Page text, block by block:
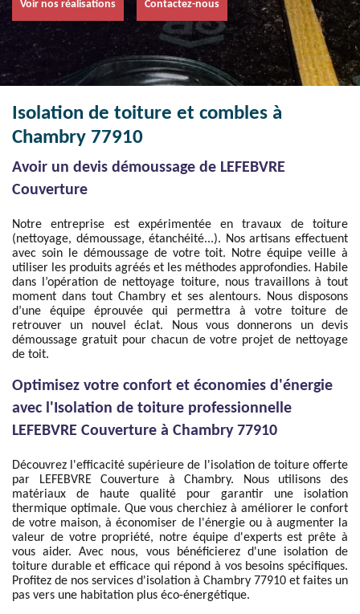
Voir nos réalisations Contactez-nous
Isolation de toiture et combles à
Chambry 77910
Avoir un devis démoussage de LEFEBVRE
Couverture
Notre entreprise est expérimentée en travaux de toiture
(nettoyage, démoussage, étanchéité...). Nos artisans effectuent
avec soin le démoussage de votre toit. Notre équipe veille à
utiliser les produits agréés et les méthodes approfondies. Habile
dans l’opération de nettoyage toiture, nous travaillons à tout
moment dans tout Chambry et ses alentours. Nous disposons
d’une équipe éprouvée qui permettra à votre toiture de
retrouver un nouvel éclat. Nous vous donnerons un devis
démoussage gratuit pour chacun de votre projet de nettoyage
de toit.
Optimisez votre confort et économies d'énergie
avec l'Isolation de toiture professionnelle
LEFEBVRE Couverture à Chambry 77910
Découvrez l'efficacité supérieure de l'isolation de toiture offerte
par LEFEBVRE Couverture à Chambry. Nous utilisons des
matériaux de haute qualité pour garantir une isolation
thermique optimale. Que vous cherchiez à améliorer le confort
de votre maison, à économiser de l'énergie ou à augmenter la
valeur de votre propriété, notre équipe d'experts est prête à
vous aider. Avec nous, vous bénéficierez d'une isolation de
toiture durable et efficace qui répond à vos besoins spécifiques.
Profitez de nos services d'isolation à Chambry 77910 et faites un
pas vers une habitation plus éco-énergétique.